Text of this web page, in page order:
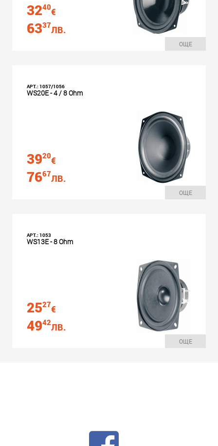
3240€
6337ЛВ.
ОЩЕ
АРТ.: 1057/1056
WS20E - 4 / 8 Ohm
3920€
7667ЛВ.
ОЩЕ
АРТ.: 1053
WS13E - 8 Ohm
2527€
4942ЛВ.
ОЩЕ